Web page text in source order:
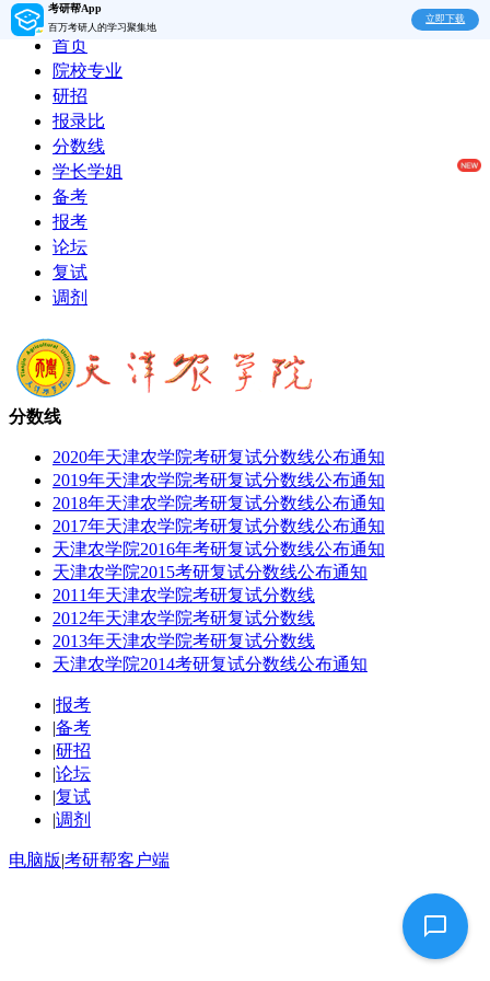
考研帮App
百万考研人的学习聚集地
立即下载
首页
院校专业
研招
报录比
分数线
学长学姐
备考
报考
论坛
复试
调剂
分数线
2020年天津农学院考研复试分数线公布通知
2019年天津农学院考研复试分数线公布通知
2018年天津农学院考研复试分数线公布通知
2017年天津农学院考研复试分数线公布通知
天津农学院2016年考研复试分数线公布通知
天津农学院2015考研复试分数线公布通知
2011年天津农学院考研复试分数线
2012年天津农学院考研复试分数线
2013年天津农学院考研复试分数线
天津农学院2014考研复试分数线公布通知
|报考
|备考
|研招
|论坛
|复试
|调剂
电脑版|考研帮客户端